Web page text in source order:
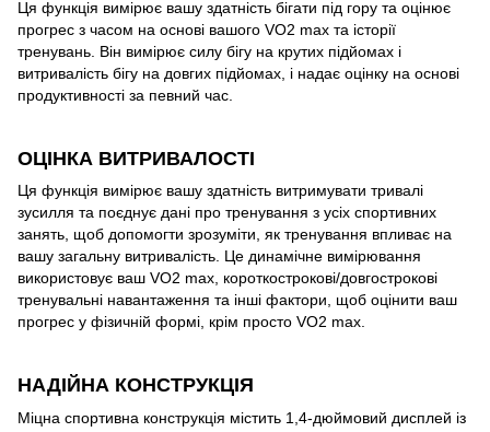
Ця функція вимірює вашу здатність бігати під гору та оцінює
прогрес з часом на основі вашого VO2 max та історії
тренувань. Він вимірює силу бігу на крутих підйомах і
витривалість бігу на довгих підйомах, і надає оцінку на основі
продуктивності за певний час.
ОЦІНКА ВИТРИВАЛОСТІ
Ця функція вимірює вашу здатність витримувати тривалі
зусилля та поєднує дані про тренування з усіх спортивних
занять, щоб допомогти зрозуміти, як тренування впливає на
вашу загальну витривалість. Це динамічне вимірювання
використовує ваш VO2 max, короткострокові/довгострокові
тренувальні навантаження та інші фактори, щоб оцінити ваш
прогрес у фізичній формі, крім просто VO2 max.
НАДІЙНА КОНСТРУКЦІЯ
Міцна спортивна конструкція містить 1,4-дюймовий дисплей із